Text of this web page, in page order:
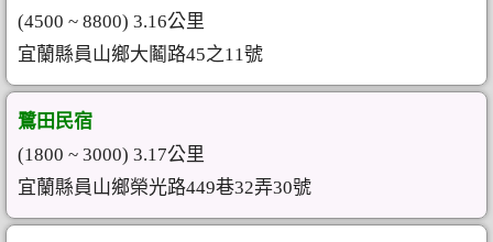
(4500 ~ 8800) 3.16公里
宜蘭縣員山鄉大鬮路45之11號
鷺田民宿
(1800 ~ 3000) 3.17公里
宜蘭縣員山鄉榮光路449巷32弄30號